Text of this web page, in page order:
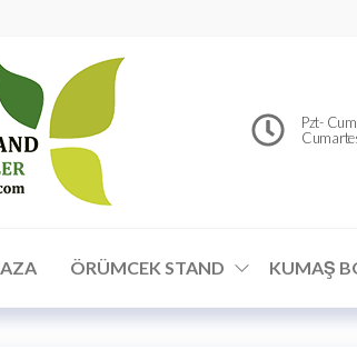
Çözümler
Pzt-
ÖRÜMCEK STAND KUMAŞ